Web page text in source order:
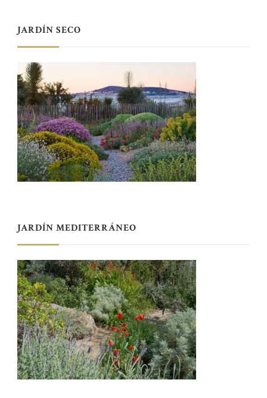
JARDÍN SECO
JARDÍN MEDITERRÁNEO